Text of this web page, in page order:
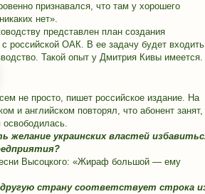
признавался, что там у хорошего
нет».
представлен план создания
российской ОАК. В ее задачу будет входить
Такой опыт у Дмитрия Кивы имеется.
не просто, пишет российское издание. На
и английском повторял, что абонент занят,
освободилась.
украинских властей
Высоцкого: «Жираф большой — ему
страну соответствует строка